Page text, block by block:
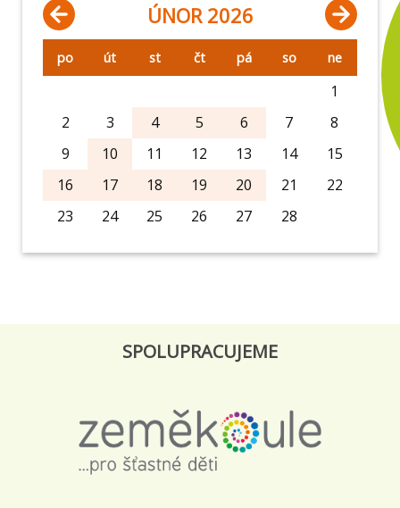
ÚNOR 2026
po út st čt pá so ne
1
2
3 4 5 6 7
8
9
10 11 12 13 14
15
16
17 18 19 20 21
22
23
24 25 26 27 28
SPOLUPRACUJEME